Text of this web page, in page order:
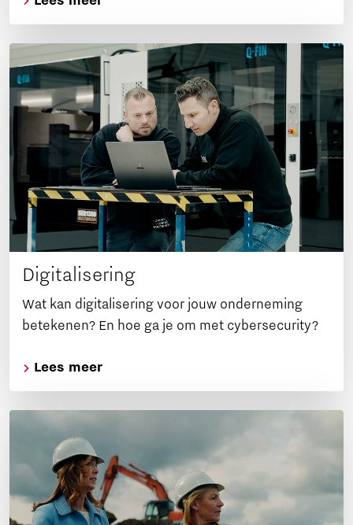
Digitalisering
Wat kan digitalisering voor jouw onderneming
betekenen? En hoe ga je om met cybersecurity?
Lees meer